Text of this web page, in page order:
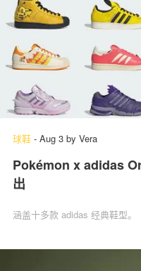
球鞋 - Aug 3 by Vera
Pokémon x adidas
出
涵盖十多款 adidas 经典鞋型。